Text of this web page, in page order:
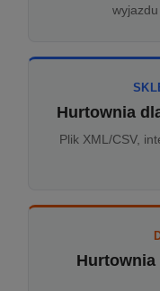
Hurtownia
Plik XML/CSV,